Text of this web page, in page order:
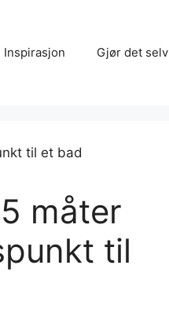
Inspirasjon Gjør det selv
måter
til